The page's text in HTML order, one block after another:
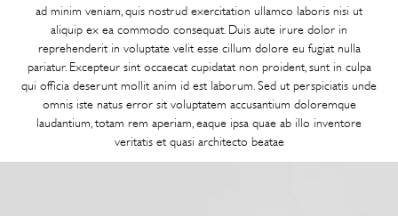
ad minim veniam, quis nostrud exercitation ullamco laboris nisi ut
aliquip ex ea commodo consequat. Duis aute irure dolor in
reprehenderit in voluptate velit esse cillum dolore eu fugiat nulla
pariatur. Excepteur sint occaecat cupidatat non proident, sunt in culpa
qui officia deserunt mollit anim id est laborum. Sed ut perspiciatis unde
omnis iste natus error sit voluptatem accusantium doloremque
laudantium, totam rem aperiam, eaque ipsa quae ab illo inventore
veritatis et quasi architecto beatae